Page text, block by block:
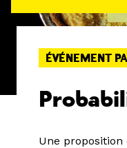
ÉVÉNEMENT
Une proposition